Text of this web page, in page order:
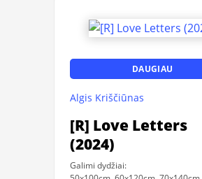
DAUGIAU
Algis Kriščiūnas
[R] Love Letters
(2024)
Galimi dydžiai: